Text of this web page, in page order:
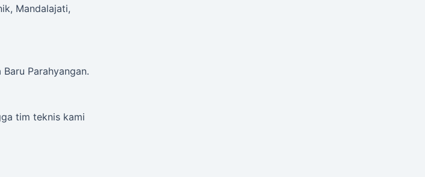
Mandalajati,
Parahyangan.
tim teknis kami